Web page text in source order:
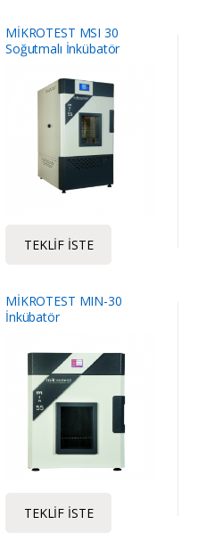
MİKROTEST MSI 30
Soğutmalı İnkübatör
TEKLIF İSTE
MİKROTEST MIN-30
İnkübatör
TEKLIF İSTE